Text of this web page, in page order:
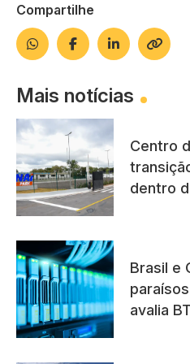
Compartilhe
Mais notícias
Centro
dentro
Brasil e
avalia